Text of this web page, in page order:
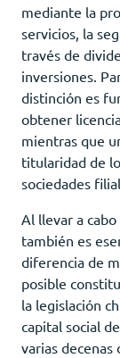
mediante la
servicios, la
través de
inversiones.
distinción es
obtener
mientras que
titularidad de
sociedades
Al llevar a
también es
diferencia de
posible
la legislación
capital social
varias